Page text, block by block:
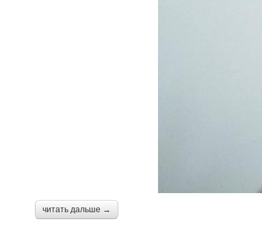
читать дальше →